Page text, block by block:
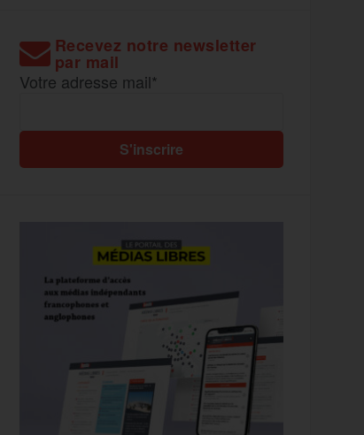
Recevez notre newsletter
par mail
Votre adresse mail*